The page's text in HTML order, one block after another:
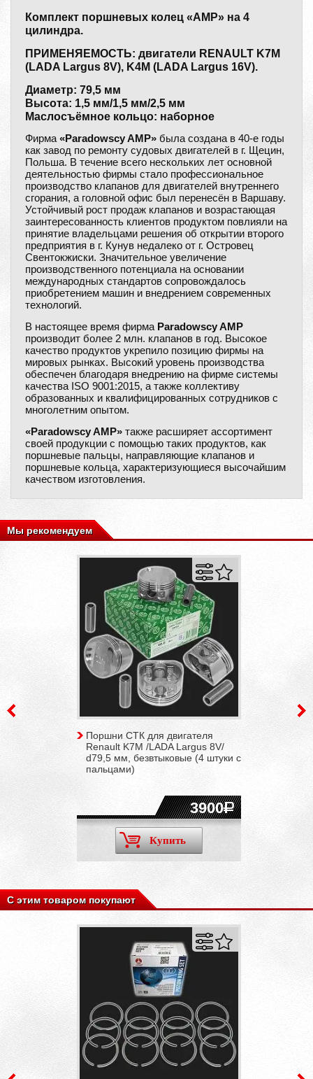
Комплект поршневых колец «AMP» на 4
цилиндра.
ПРИМЕНЯЕМОСТЬ: двигатели RENAULT K7M
(LADA Largus 8V), K4M (LADA Largus 16V).
Диаметр: 79,5 мм
Высота: 1,5 мм/1,5 мм/2,5 мм
Маслосъёмное кольцо: наборное
Фирма «Paradowscy AMP» была создана в 40-е годы
как завод по ремонту судовых двигателей в г. Щецин,
Польша. В течение всего нескольких лет основной
деятельностью фирмы стало профессиональное
производство клапанов для двигателей внутреннего
сгорания, а головной офис был перенесён в Варшаву.
Устойчивый рост продаж клапанов и возрастающая
заинтересованность клиентов продуктом повлияли на
принятие владельцами решения об открытии второго
предприятия в г. Кунув недалеко от г. Островец
Свентокжиски. Значительное увеличение
производственного потенциала на основании
международных стандартов сопровождалось
приобретением машин и внедрением современных
технологий.
В настоящее время фирма Paradowscy AMP
производит более 2 млн. клапанов в год. Высокое
качество продуктов укрепило позицию фирмы на
мировых рынках. Высокий уровень производства
обеспечен благодаря внедрению на фирме системы
качества ISO 9001:2015, а также коллективу
образованных и квалифицированных сотрудников с
многолетним опытом.
«Paradowscy AMP» также расширяет ассортимент
своей продукции с помощью таких продуктов, как
поршневые пальцы, направляющие клапанов и
поршневые кольца, характеризующиеся высочайшим
качеством изготовления.
Мы рекомендуем
Поршни СТК для двигателя
Renault K7M /LADA Largus 8V/
d79,5 мм, безвтыковые (4 штуки с
пальцами)
3900
Купить
С этим товаром покупают